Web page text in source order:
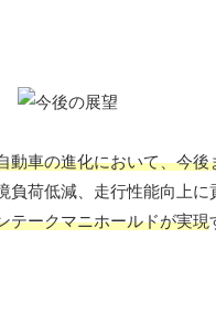
動車の進化において、今
負荷低減、走行性能向上
テークマニホールドが実現